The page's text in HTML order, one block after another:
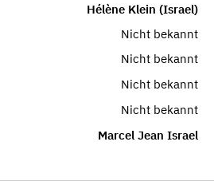
Hélène Klein (Israel)
Nicht bekannt
Nicht bekannt
Nicht bekannt
Nicht bekannt
Marcel Jean Israel